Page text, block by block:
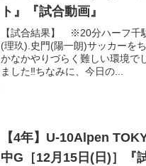
ト』『試合動画』
【試合結果】 ※20分ハーフ千
(理玖).史門(陽一朗)サッカーを
かなかやりづらく難しい環境で
ました‼️ちなみに、今日の...
【4年】U-10Alpen
中G［12月15日(日)］『